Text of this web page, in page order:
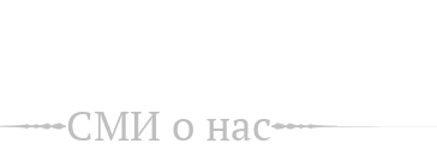
СМИ о нас